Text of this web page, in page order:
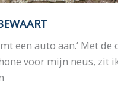
een auto aan.’ Met de
voor mijn neus, zit